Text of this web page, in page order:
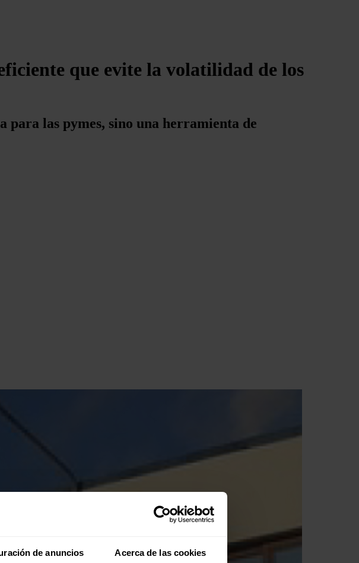
de anuncios Acerca de las cookies
que evite la volatilidad de los
para las pymes, sino una herramienta de